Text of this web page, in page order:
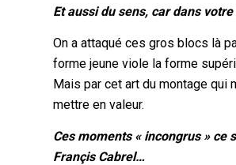
Et aussi du sens, car dans
On a attaqué ces gros blocs là
forme jeune viole la forme
Mais par cet art du montage qui
mettre en valeur.
Ces moments « incongrus »
Françis Cabrel…